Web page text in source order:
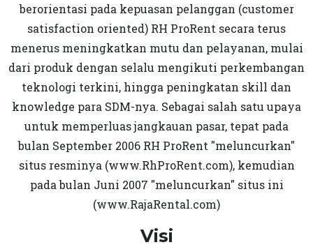
berorientasi pada kepuasan pelanggan (customer
satisfaction oriented) RH ProRent secara terus
menerus meningkatkan mutu dan pelayanan, mulai
dari produk dengan selalu mengikuti perkembangan
teknologi terkini, hingga peningkatan skill dan
knowledge para SDM-nya. Sebagai salah satu upaya
untuk memperluas jangkauan pasar, tepat pada
bulan September 2006 RH ProRent "meluncurkan"
situs resminya (www.RhProRent.com), kemudian
pada bulan Juni 2007 "meluncurkan" situs ini
(www.RajaRental.com)
Visi